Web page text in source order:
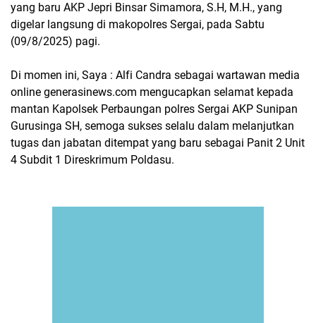
yang baru AKP Jepri Binsar Simamora, S.H, M.H., yang
digelar langsung di makopolres Sergai, pada Sabtu
(09/8/2025) pagi.
Di momen ini, Saya : Alfi Candra sebagai wartawan media
online generasinews.com mengucapkan selamat kepada
mantan Kapolsek Perbaungan polres Sergai AKP Sunipan
Gurusinga SH, semoga sukses selalu dalam melanjutkan
tugas dan jabatan ditempat yang baru sebagai Panit 2 Unit
4 Subdit 1 Direskrimum Poldasu.